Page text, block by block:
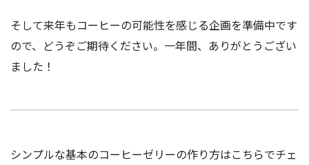
そして来年もコーヒーの可能性を感じる企画を準備中です
ので、どうぞご期待ください。一年間、ありがとうござい
ました！
シンプルな基本のコーヒーゼリーの作り方はこちらでチェ